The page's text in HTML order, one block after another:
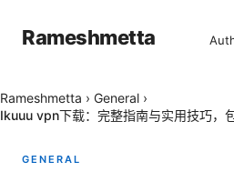
Rameshmetta
Rameshmetta › General ›
Ikuuu vpn下载：完整指南与实用技巧，
GENERAL